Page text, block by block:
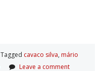
Tagged cavaco silva, mário
Leave a comment